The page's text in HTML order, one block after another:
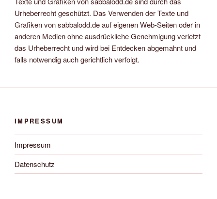
Urheberrecht geschützt. Das Verwenden der Texte und
Grafiken von sabbalodd.de auf eigenen Web-Seiten oder in
anderen Medien ohne ausdrückliche Genehmigung verletzt
das Urheberrecht und wird bei Entdecken abgemahnt und
falls notwendig auch gerichtlich verfolgt.
IMPRESSUM
Impressum
Datenschutz